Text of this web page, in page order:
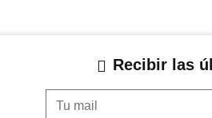
Recibir las
Tu mail